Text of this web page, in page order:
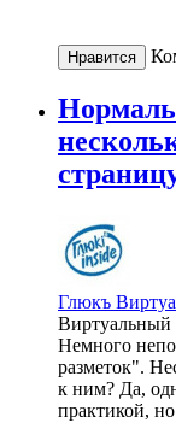
Нравится
Глюкъ
Виртуальный
Немного
разметок".
к ним? Да,
практикой,